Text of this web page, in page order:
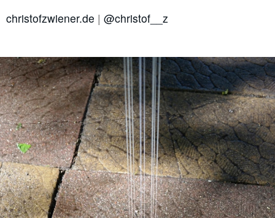
#1 | 2023 Daniel Hölzl
//related to transition
#8 | 2023 Ricarda Hoop
#7 | 2022 Hannah Rath
#6 | 2022 Max Brück - Projectspacefestival
#5 | 2022 Shelley Odradek
#4 | 2022 Constantin Hartenstein
#3 | 2022 Maulwerker & Steffi Weismann
christofzwiener.de | @christof__z